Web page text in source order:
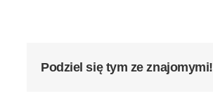
Podziel się tym ze znajomymi!